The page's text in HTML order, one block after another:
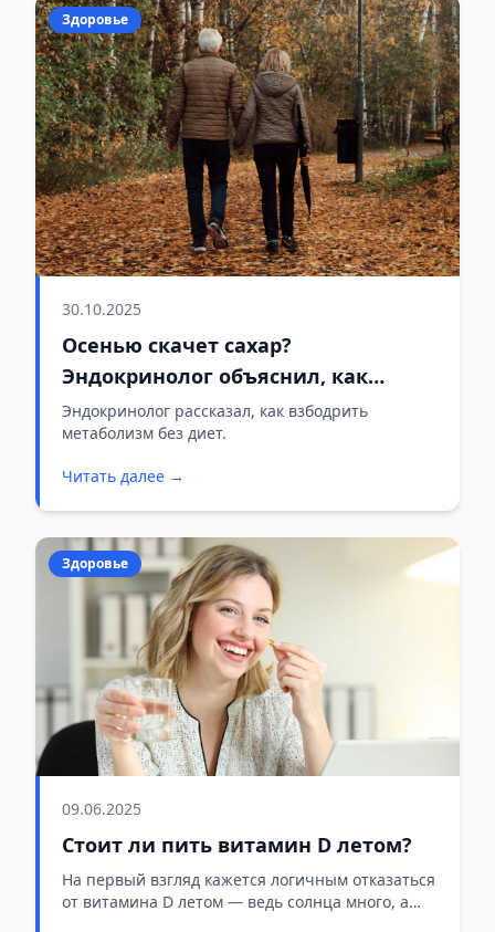
Здоровье
30.10.2025
Осенью скачет сахар?
Эндокринолог объяснил, как
«разбудить» метаболизм без диет
и таблеток
Эндокринолог рассказал, как взбодрить
метаболизм без диет.
Читать далее →
Здоровье
09.06.2025
Стоит ли пить витамин D летом?
На первый взгляд кажется логичным отказаться
от витамина D летом — ведь солнца много, а